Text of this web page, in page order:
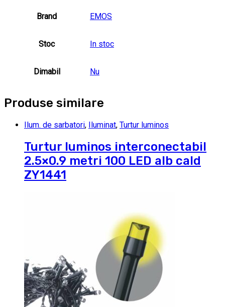
Brand EMOS
Stoc In stoc
Dimabil Nu
Produse similare
Ilum. de sarbatori, Iluminat, Turtur luminos
Turtur luminos interconectabil
2.5×0.9 metri 100 LED alb cald
ZY1441